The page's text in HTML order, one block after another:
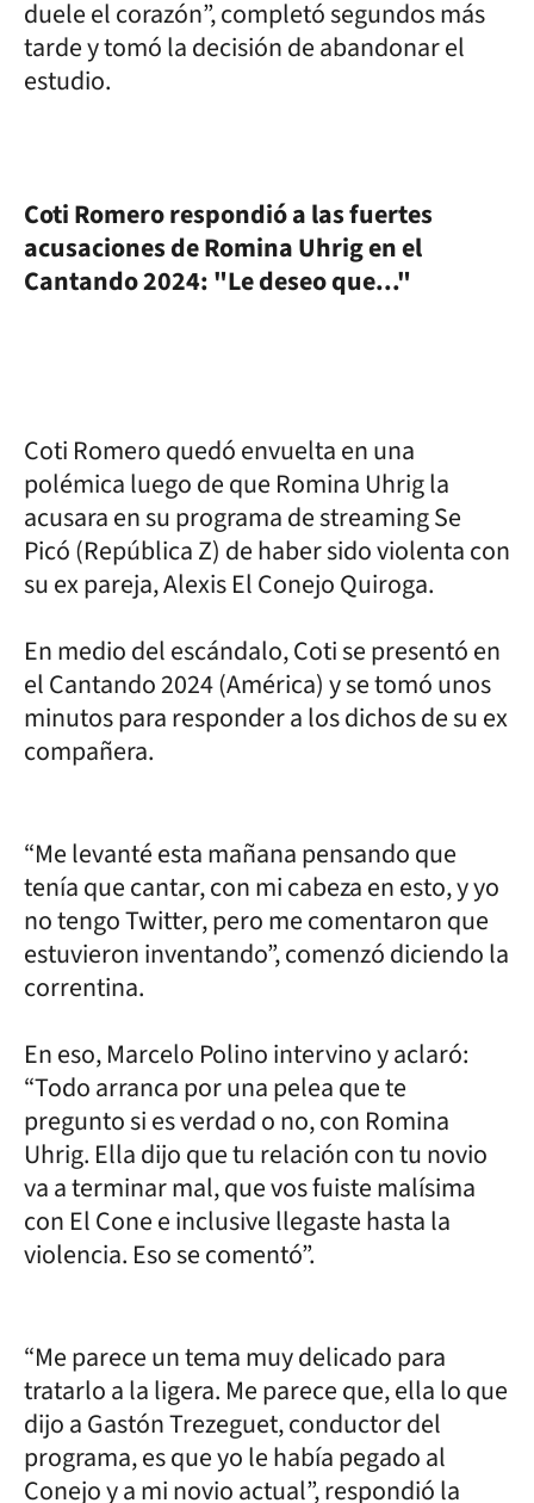
duele el corazón”, completó segundos más
tarde y tomó la decisión de abandonar el
estudio.
Coti Romero respondió a las fuertes
acusaciones de Romina Uhrig en el
Cantando 2024: "Le deseo que..."
Coti Romero quedó envuelta en una
polémica luego de que Romina Uhrig la
acusara en su programa de streaming Se
Picó (República Z) de haber sido violenta con
su ex pareja, Alexis El Conejo Quiroga.
En medio del escándalo, Coti se presentó en
el Cantando 2024 (América) y se tomó unos
minutos para responder a los dichos de su ex
compañera.
“Me levanté esta mañana pensando que
tenía que cantar, con mi cabeza en esto, y yo
no tengo Twitter, pero me comentaron que
estuvieron inventando”, comenzó diciendo la
correntina.
En eso, Marcelo Polino intervino y aclaró:
“Todo arranca por una pelea que te
pregunto si es verdad o no, con Romina
Uhrig. Ella dijo que tu relación con tu novio
va a terminar mal, que vos fuiste malísima
con El Cone e inclusive llegaste hasta la
violencia. Eso se comentó”.
“Me parece un tema muy delicado para
tratarlo a la ligera. Me parece que, ella lo que
dijo a Gastón Trezeguet, conductor del
programa, es que yo le había pegado al
Conejo y a mi novio actual”, respondió la